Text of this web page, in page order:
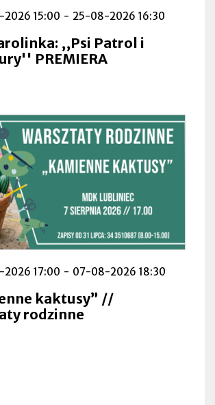
15:00 - 25-08-2026 16:30
,,Psi Patrol i
PREMIERA
17:00 - 07-08-2026 18:30
kaktusy” //
rodzinne